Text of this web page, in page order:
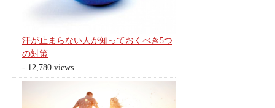
汗が止まらない人が知っておくべき5つ
の対策
- 12,780 views